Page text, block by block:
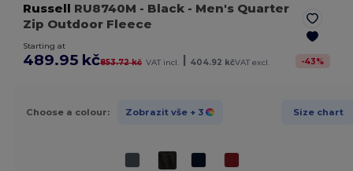
Russell RU8740M - Black - Men's Quarter
Zip Outdoor Fleece
Starting at
489.95 kč853.72 kč VAT incl. | 404.92 kčVAT excl. -43%
Choose a colour: Zobrazit vše + 3 Size chart